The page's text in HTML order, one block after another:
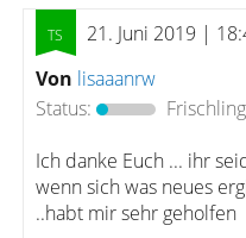
21. Juni 2019 |
Von lisaaanrw
Status:
Frischling
Ich danke Euch ... ihr
wenn sich was neues
..habt mir sehr geholfen